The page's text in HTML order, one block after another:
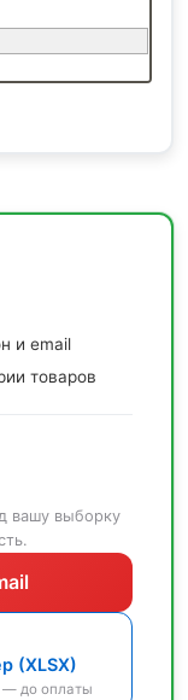
и email
товаров
вашу выборку
(XLSX)
— до оплаты